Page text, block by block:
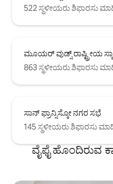
522 ಸ್ಥಳೀಯರು ಶಿಫಾರಸು
ಮೂಯರ್ ವುಡ್ಸ್ ರಾಷ್ಟ್ರೀಯ
863 ಸ್ಥಳೀಯರು ಶಿಫಾರಸು
ಸಾನ್ ಫ್ರಾನ್ಸಿಸ್ಕೋ ನಗರ ಸಭೆ
145 ಸ್ಥಳೀಯರು ಶಿಫಾರಸು
ವೈಫೈ ಹೊಂದಿರುವ